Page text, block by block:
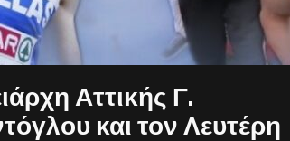
Αττικής Γ.
και τον Λευτέρη